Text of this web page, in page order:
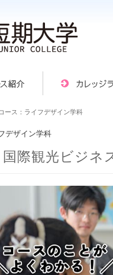
ス：ライフデザイン学科
デザイン学科
国際観光ビジネ